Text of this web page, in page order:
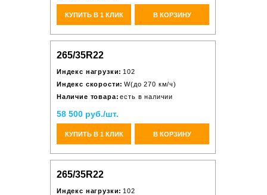
КУПИТЬ В 1 КЛИК В КОРЗИНУ
265/35R22
Индекс нагрузки: 102
Индекс скорости: W(до 270 км/ч)
Наличие товара: есть в наличии
58 500 руб./шт.
КУПИТЬ В 1 КЛИК В КОРЗИНУ
265/35R22
Индекс нагрузки: 102